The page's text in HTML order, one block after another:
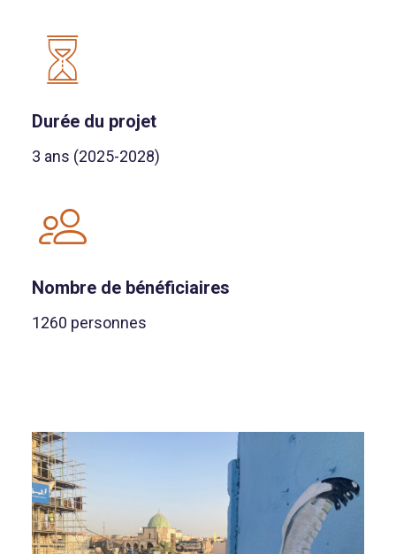
Durée du projet
3 ans (2025-2028)
Nombre de bénéficiaires
1260 personnes